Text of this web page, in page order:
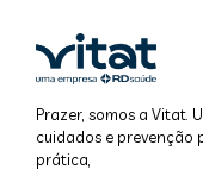
Prazer, somos a Vitat.
cuidados e prevenção
prática,